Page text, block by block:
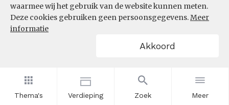
Thema's Verdieping Zoek Meer
waarmee wij het gebruik van de website kunnen meten.
Deze cookies gebruiken geen persoonsgegevens.Meer
informatie
Akkoord